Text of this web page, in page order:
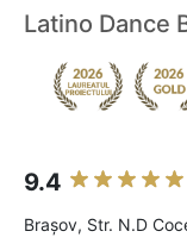
Latino Dance
9.4
Braşov, Str. N.D